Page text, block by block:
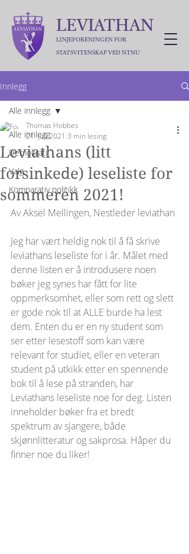
LEVIATHAN
LINJEFORENINGEN FOR
STATSVITENSKAP VED NTNU
Innlegg
Alle innlegg
Demokrati
Valg
Komparativ politikk
Alle innlegg
Leviathans (litt
forsinkede) leseliste for
sommeren 2021!
Thomas Hobbes
21. juli 2021 3 min lesing
Av Aksel Mellingen, Nestleder leviathan
Jeg har vært heldig nok til å få skrive
leviathans leseliste for i år. Målet med
denne listen er å introdusere noen
bøker jeg synes har fått for lite
oppmerksomhet, eller som rett og slett
er gode nok til at ALLE burde ha lest
dem. Enten du er en ny student som
ser etter lesestoff som kan være
relevant for studiet, eller en veteran
student på utkikk etter en spennende
bok til å lese på stranden, har
Leviathans leseliste noe for deg. Listen
inneholder bøker fra et bredt
spektrum av sjangere, både
skjønnlitteratur og sakprosa. Håper du
finner noe du liker!